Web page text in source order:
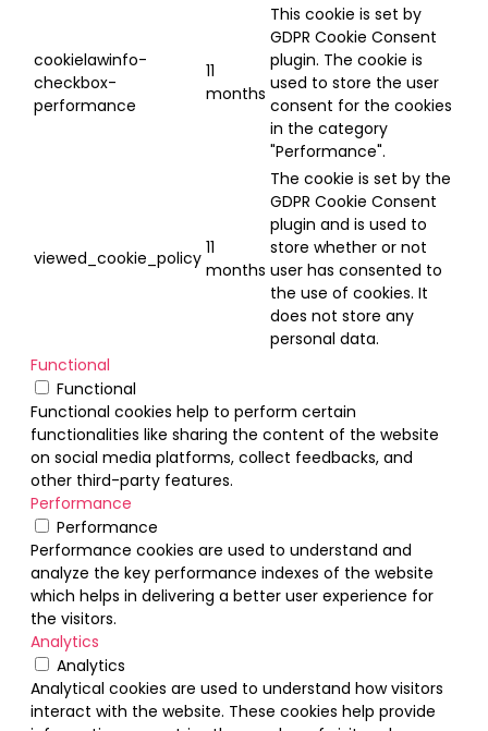
cookielawinfo-
checkbox-
performance
11
months
This cookie is set by
GDPR Cookie Consent
plugin. The cookie is
used to store the user
consent for the cookies
in the category
"Performance".
viewed_cookie_policy 11
months
The cookie is set by the
GDPR Cookie Consent
plugin and is used to
store whether or not
user has consented to
the use of cookies. It
does not store any
personal data.
Functional
Functional
Functional cookies help to perform certain
functionalities like sharing the content of the website
on social media platforms, collect feedbacks, and
other third-party features.
Performance
Performance
Performance cookies are used to understand and
analyze the key performance indexes of the website
which helps in delivering a better user experience for
the visitors.
Analytics
Analytics
Analytical cookies are used to understand how visitors
interact with the website. These cookies help provide